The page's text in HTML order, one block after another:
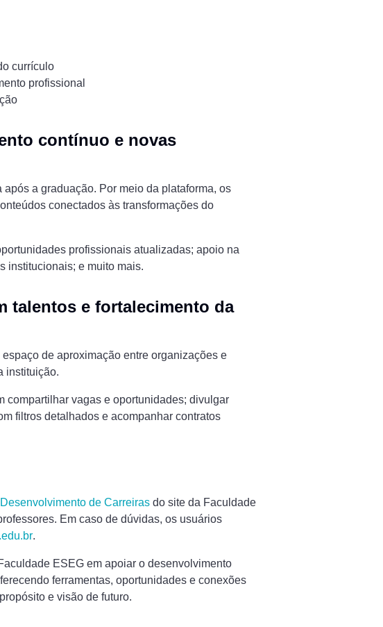
currículo
profissional
contínuo e novas
a graduação. Por meio da plataforma, os
conectados às transformações do
profissionais atualizadas; apoio na
institucionais; e muito mais.
talentos e fortalecimento da
de aproximação entre organizações e
instituição.
compartilhar vagas e oportunidades; divulgar
filtros detalhados e acompanhar contratos
Desenvolvimento de Carreiras do site da Faculdade
Em caso de dúvidas, os usuários
.
ESEG em apoiar o desenvolvimento
ferramentas, oportunidades e conexões
e visão de futuro.